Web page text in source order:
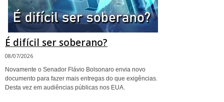
É difícil ser soberano?
08/07/2026
Novamente o Senador Flávio Bolsonaro envia novo
documento para fazer mais entregas do que exigências.
Desta vez em audiências públicas nos EUA.